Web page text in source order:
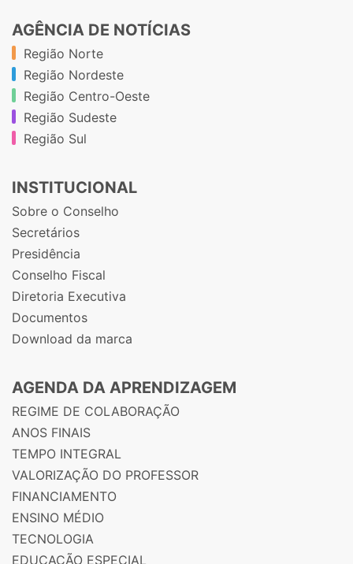
AGÊNCIA DE NOTÍCIAS
Região Norte
Região Nordeste
Região Centro-Oeste
Região Sudeste
Região Sul
INSTITUCIONAL
Sobre o Conselho
Secretários
Presidência
Conselho Fiscal
Diretoria Executiva
Documentos
Download da marca
AGENDA DA APRENDIZAGEM
REGIME DE COLABORAÇÃO
ANOS FINAIS
TEMPO INTEGRAL
VALORIZAÇÃO DO PROFESSOR
FINANCIAMENTO
ENSINO MÉDIO
TECNOLOGIA
EDUCAÇÃO ESPECIAL